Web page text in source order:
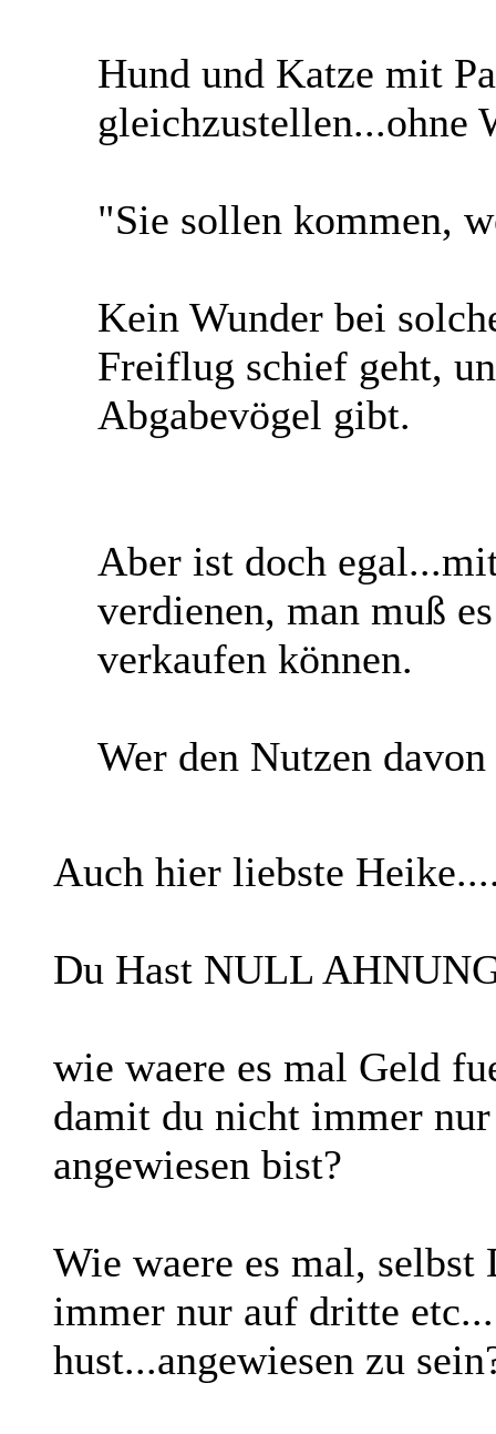
Hund und Katze mit
gleichzustellen...ohne
"Sie sollen kommen,
Kein Wunder bei
Freiflug schief geht,
Abgabevögel gibt.
Aber ist doch
verdienen, man muß
verkaufen können.
Wer den Nutzen
Auch hier liebste
Du Hast NULL
wie waere es mal Geld
damit du nicht immer
angewiesen bist?
Wie waere es mal, selbst
immer nur auf dritte
hust...angewiesen zu